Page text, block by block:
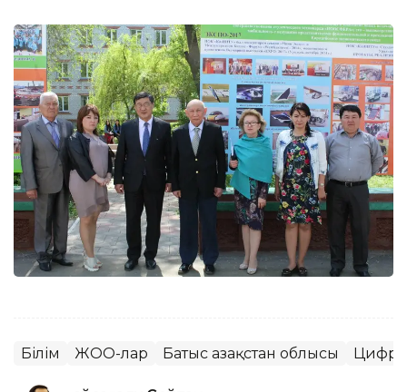
Білім ЖОО-лар Батыс Қазақстан облысы